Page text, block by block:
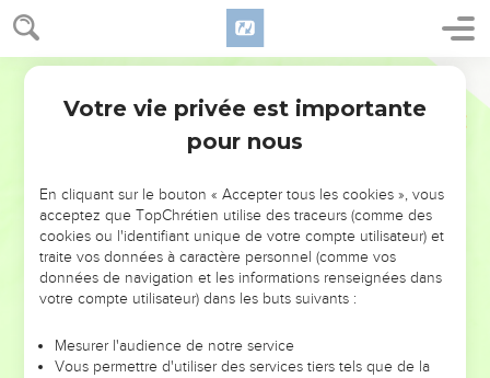
NE MANQUEZ PAS L’ÉVÉNEMENT
DE L’ANNÉE !
ET SI LEURS ERREURS POUVAIENT VOUS ÉVITER LES
VOTRES ?
leur foi ou leur vision. Mais on voit moins les doutes, les erreurs
et les saisons difficiles qu'ils ont traversés, alors même que ce
Votre vie privée est importante
pour nous
En cliquant sur le bouton « Accepter tous les cookies », vous
acceptez que TopChrétien utilise des traceurs (comme des
cookies ou l'identifiant unique de votre compte utilisateur) et
traite vos données à caractère personnel (comme vos
données de navigation et les informations renseignées dans
votre compte utilisateur) dans les buts suivants :
Mesurer l'audience de notre service
Vous permettre d'utiliser des services tiers tels que de la